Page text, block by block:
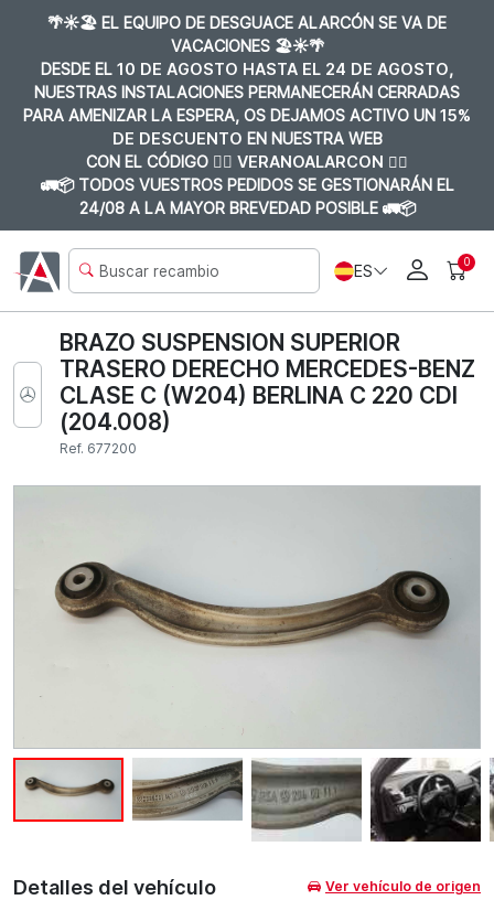
🌴☀️🏖️ EL EQUIPO DE DESGUACE ALARCÓN SE VA DE
VACACIONES 🏖️☀️🌴
DESDE EL 10 DE AGOSTO HASTA EL 24 DE AGOSTO,
NUESTRAS INSTALACIONES PERMANECERÁN CERRADAS
PARA AMENIZAR LA ESPERA, OS DEJAMOS ACTIVO UN 15%
DE DESCUENTO EN NUESTRA WEB
CON EL CÓDIGO 👉🏼 VERANOALARCON 👈🏼
🚛📦 TODOS VUESTROS PEDIDOS SE GESTIONARÁN EL
24/08 A LA MAYOR BREVEDAD POSIBLE 🚛📦
ES 0
BRAZO SUSPENSION SUPERIOR
TRASERO DERECHO MERCEDES-BENZ
CLASE C (W204) BERLINA C 220 CDI
(204.008)
Ref. 677200
Detalles del vehículo Ver vehículo de origen